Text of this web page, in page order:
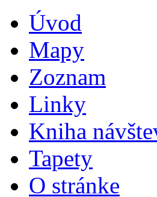
Úvod
Mapy
Zoznam
Linky
Kniha
Tapety
O stránke